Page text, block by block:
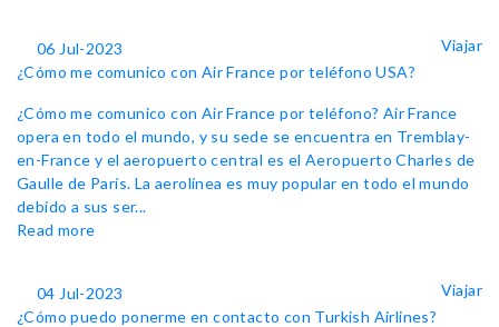
06 Jul-2023
Viajar
¿Cómo me comunico con Air France por teléfono USA?
¿Cómo me comunico con Air France por teléfono? Air France
opera en todo el mundo, y su sede se encuentra en Tremblay-
en-France y el aeropuerto central es el Aeropuerto Charles de
Gaulle de París. La aerolínea es muy popular en todo el mundo
debido a sus ser...
Read more
04 Jul-2023
Viajar
¿Cómo puedo ponerme en contacto con Turkish Airlines?